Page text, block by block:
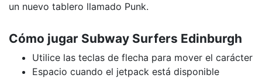
un nuevo tablero llamado Punk.
Cómo jugar Subway Surfers Edinburgh
Utilice las teclas de flecha para mover el carácter
Espacio cuando el jetpack está disponible